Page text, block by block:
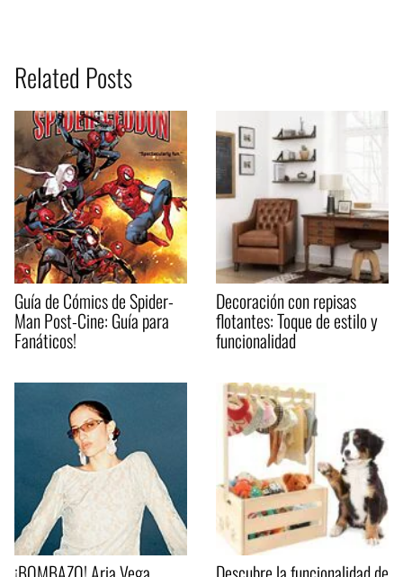
Related Posts
Guía de Cómics de Spider-
Man Post-Cine: Guía para
Fanáticos!
Decoración con repisas
flotantes: Toque de estilo y
funcionalidad